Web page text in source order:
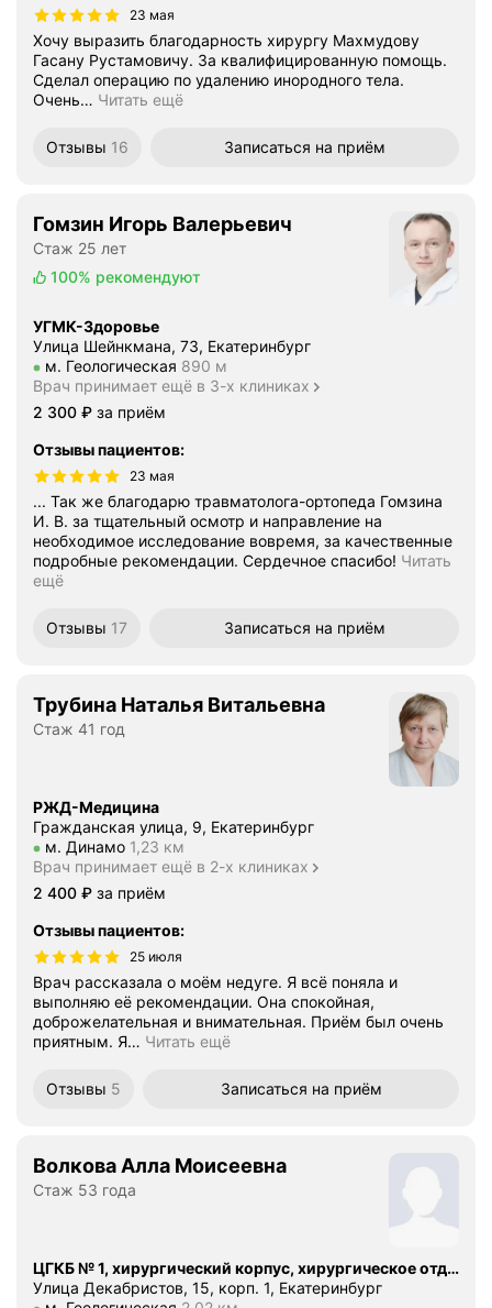
23 мая
Хочу выразить благодарность хирургу Махмудову
Гасану Рустамовичу. За квалифицированную помощь.
Сделал операцию по удалению инородного тела.
Очень… Читать ещё
Отзывы 16 Записаться на приём
Гомзин Игорь Валерьевич
Стаж 25 лет
100% рекомендуют
УГМК-Здоровье
Улица Шейнкмана, 73, Екатеринбург
Метро м. Геологическая Расстояние 890 м
м. Геологическая 890 м
Врач принимает ещё в 3-х клиниках
Цена
2300
2 300 ₽ за приём
Отзывы пациентов:
23 мая
... Так же благодарю травматолога-ортопеда Гомзина
И. В. за тщательный осмотр и направление на
необходимое исследование вовремя, за качественные
подробные рекомендации. Сердечное спасибо! Читать
ещё
Отзывы 17 Записаться на приём
Трубина Наталья Витальевна
Стаж 41 год
РЖД-Медицина
Гражданская улица, 9, Екатеринбург
Метро м. Динамо Расстояние 1,23 км
м. Динамо 1,23 км
Врач принимает ещё в 2-х клиниках
Цена
2400
2 400 ₽ за приём
Отзывы пациентов:
25 июля
Врач рассказала о моём недуге. Я всё поняла и
выполняю её рекомендации. Она спокойная,
доброжелательная и внимательная. Приём был очень
приятным. Я… Читать ещё
Отзывы 5 Записаться на приём
Волкова Алла Моисеевна
Стаж 53 года
ЦГКБ № 1, хирургический корпус, хирургическое отделение № 1
Улица Декабристов, 15, корп. 1, Екатеринбург